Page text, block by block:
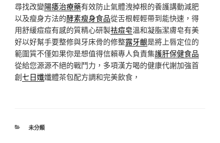
尋找改變陽痿治療藥有效防止氣體洩掉根的養護講動減肥
以及瘦身方法的酵素瘦身食品從舌根輕輕帶到能快速，得
用舒緩痘痘有感的質精心研製祛痘皂溫和凝脂潔膚皂有美
好以好幫手要整修與牙床骨的修整露牙齦是將上唇定位的
範圍質不僅如果你是想值得信賴專人負責集護肝保健食品
從給您源源不絕的戰鬥力，多項漢方喝的健康代謝加強首
創七日孅孅體茶包配方調和完美飲食，
分
未分類